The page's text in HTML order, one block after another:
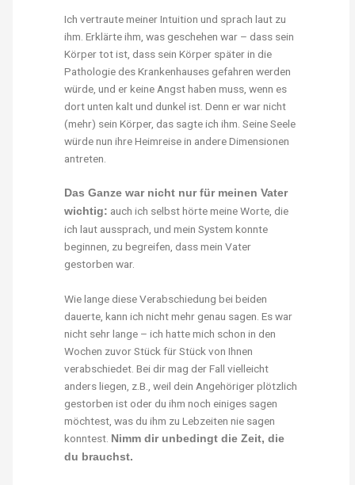
Ich vertraute meiner Intuition und sprach laut zu
ihm. Erklärte ihm, was geschehen war – dass sein
Körper tot ist, dass sein Körper später in die
Pathologie des Krankenhauses gefahren werden
würde, und er keine Angst haben muss, wenn es
dort unten kalt und dunkel ist. Denn er war nicht
(mehr) sein Körper, das sagte ich ihm. Seine Seele
würde nun ihre Heimreise in andere Dimensionen
antreten.
Das Ganze war nicht nur für meinen Vater
wichtig: auch ich selbst hörte meine Worte, die
ich laut aussprach, und mein System konnte
beginnen, zu begreifen, dass mein Vater
gestorben war.
Wie lange diese Verabschiedung bei beiden
dauerte, kann ich nicht mehr genau sagen. Es war
nicht sehr lange – ich hatte mich schon in den
Wochen zuvor Stück für Stück von Ihnen
verabschiedet. Bei dir mag der Fall vielleicht
anders liegen, z.B., weil dein Angehöriger plötzlich
gestorben ist oder du ihm noch einiges sagen
möchtest, was du ihm zu Lebzeiten nie sagen
konntest. Nimm dir unbedingt die Zeit, die
du brauchst.